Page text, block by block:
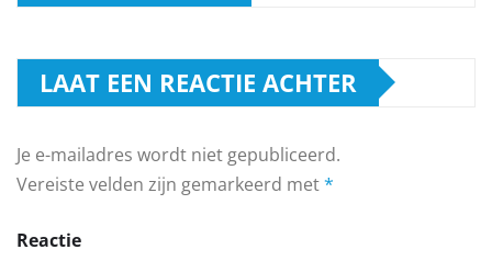
LAAT EEN REACTIE ACHTER
Je e-mailadres wordt niet gepubliceerd.
Vereiste velden zijn gemarkeerd met*
Reactie